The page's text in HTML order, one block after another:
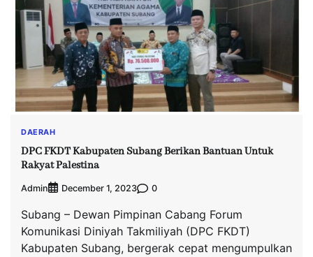
DAERAH
DPC FKDT Kabupaten Subang Berikan Bantuan Untuk
Rakyat Palestina
Admin December 1, 2023 0
Subang – Dewan Pimpinan Cabang Forum
Komunikasi Diniyah Takmiliyah (DPC FKDT)
Kabupaten Subang, bergerak cepat mengumpulkan